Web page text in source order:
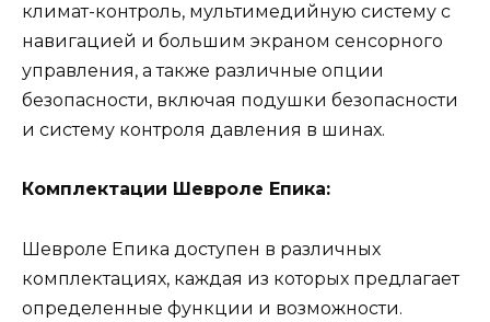
климат-контроль, мультимедийную систему с
навигацией и большим экраном сенсорного
управления, а также различные опции
безопасности, включая подушки безопасности
и систему контроля давления в шинах.
Комплектации Шевроле Епика:
Шевроле Епика доступен в различных
комплектациях, каждая из которых предлагает
определенные функции и возможности.